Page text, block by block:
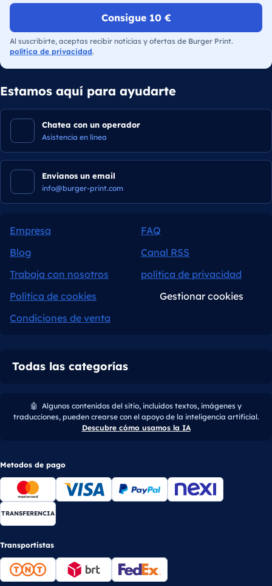
Consigue 10 €
Al suscribirte, aceptas recibir noticias y ofertas de Burger Print.
política de privacidad.
Estamos aquí para ayudarte
Chatea con un operador
Asistencia en línea
Envianos un email
info@burger-print.com
Empresa
FAQ
Blog
Canal RSS
Trabaja con nosotros
política de privacidad
Política de cookies
Gestionar cookies
Condiciones de venta
Todas las categorías
🤖 Algunos contenidos del sitio, incluidos textos, imágenes y
traducciones, pueden crearse con el apoyo de la inteligencia artificial.
Descubre cómo usamos la IA
Metodos de pago
TRANSFERENCIA
Transportistas